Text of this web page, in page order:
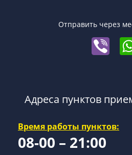
Отправить через
Адреса пунктов
Время работы пунктов:
08-00 – 21:00